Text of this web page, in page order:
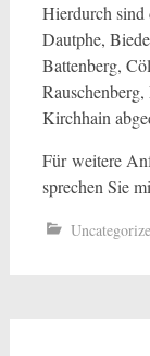
Hierdurch sind
Dautphe,
Battenberg,
Kirchhain
Für weitere
sprechen Sie